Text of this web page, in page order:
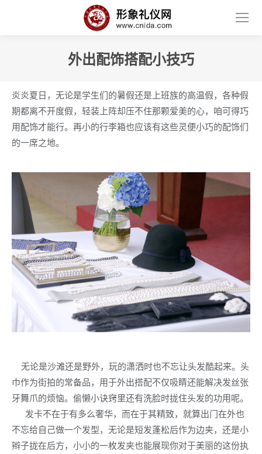
外出配饰搭配小技巧
炎炎夏日，无论是学生们的暑假还是上班族的高温假，各种假
期都离不开度假，轻装上阵却压不住那颗爱美的心，咱可得巧
用配饰才能行。再小的行李箱也应该有这些灵便小巧的配饰们
的一席之地。
无论是沙滩还是野外，玩的潇洒时也不忘让头发酷起来。头
巾作为街拍的常备品，用于外出搭配不仅吸睛还能解决发丝张
牙舞爪的烦恼。偷懒小诀窍里还有洗脸时拢住头发的功用呢。
发卡不在于有多么奢华，而在于其精致，就算出门在外也
不忘给自己做一个发型，无论是短发蓬松后作为边夹，还是小
辫子拢在后方，小小的一枚发夹也能展现你对于美丽的这份执